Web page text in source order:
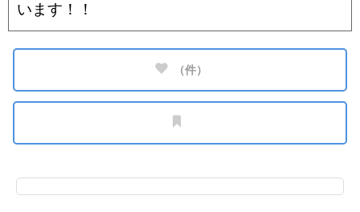
います！！
（件）